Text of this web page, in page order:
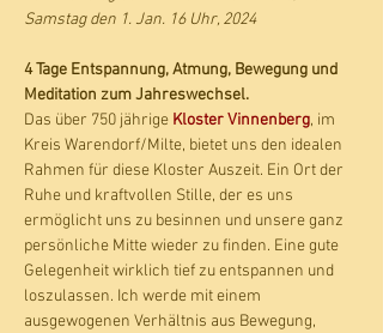
Samstag den 1. Jan. 16 Uhr, 2024
4 Tage Entspannung, Atmung, Bewegung und
Meditation zum Jahreswechsel.
Das über 750 jährige Kloster Vinnenberg, im
Kreis Warendorf/Milte, bietet uns den idealen
Rahmen für diese Kloster Auszeit. Ein Ort der
Ruhe und kraftvollen Stille, der es uns
ermöglicht uns zu besinnen und unsere ganz
persönliche Mitte wieder zu finden. Eine gute
Gelegenheit wirklich tief zu entspannen und
loszulassen. Ich werde mit einem
ausgewogenen Verhältnis aus Bewegung,